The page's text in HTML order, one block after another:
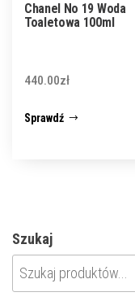
Chanel No 19 Woda
Toaletowa 100ml
440.00zł
Sprawdź
Szukaj